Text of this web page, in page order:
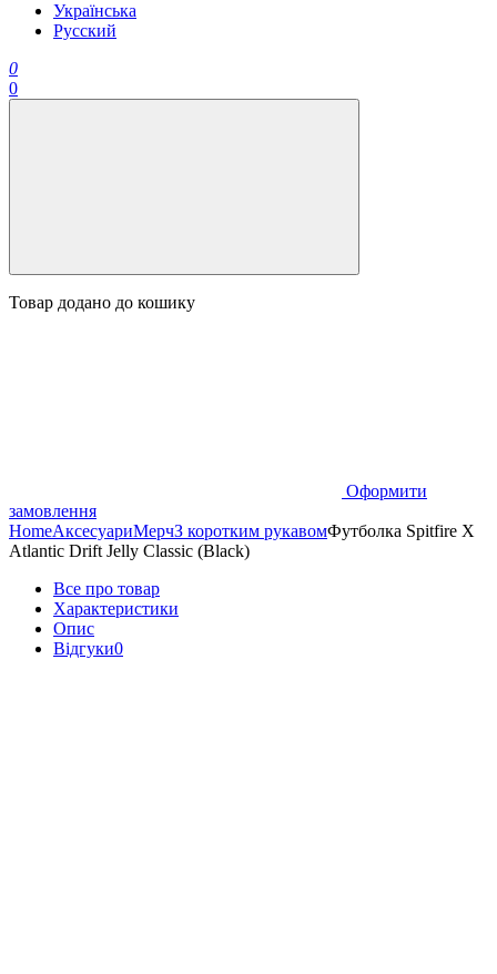
Українська
Русский
0
0
Товар додано до кошику
Оформити
замовлення
HomeАксесуариМерчЗ коротким рукавомФутболка Spitfire X
Atlantic Drift Jelly Classic (Black)
Все про товар
Характеристики
Опис
Відгуки0